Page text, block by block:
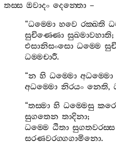
තස‍්ස ඔවාදං දෙන‍්තො –
“ධම‍්මො හවෙ රක‍්ඛති
සුචිණ‍්ණො සුඛමාවහාති;
එසානිසංසො ධම‍්මෙ
ධම‍්මචාරී.
“න හි ධම‍්මො අධම‍්මො
අධම‍්මො නිරයං නෙති,
“තස‍්මා හි ධම‍්මෙසු
සුගතෙන තාදිනා;
ධම‍්මෙ ඨිතා සුගතවරස‍්ස
සරණවරග‍්ගගාමිනො.